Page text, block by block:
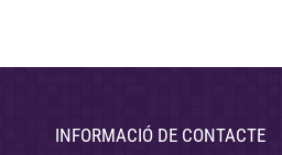
INFORMACIÓ DE CONTACTE